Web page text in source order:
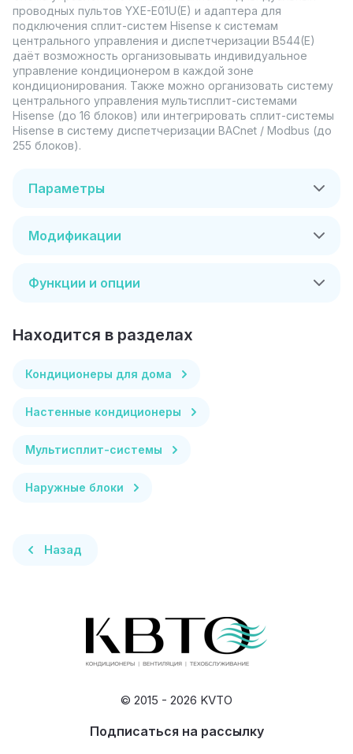
проводных пультов YXE-E01U(E) и адаптера для
подключения сплит-систем Hisense к системам
центрального управления и диспетчеризации B544(E)
даёт возможность организовывать индивидуальное
управление кондиционером в каждой зоне
кондиционирования. Также можно организовать систему
центрального управления мультисплит-системами
Hisense (до 16 блоков) или интегрировать сплит-системы
Hisense в систему диспетчеризации BACnet / Modbus (до
255 блоков).
Параметры
Модификации
Функции и опции
Находится в разделах
Кондиционеры для дома
Настенные кондиционеры
Мультисплит-системы
Наружные блоки
Назад
© 2015 - 2026 KVTO
Подписаться на рассылку